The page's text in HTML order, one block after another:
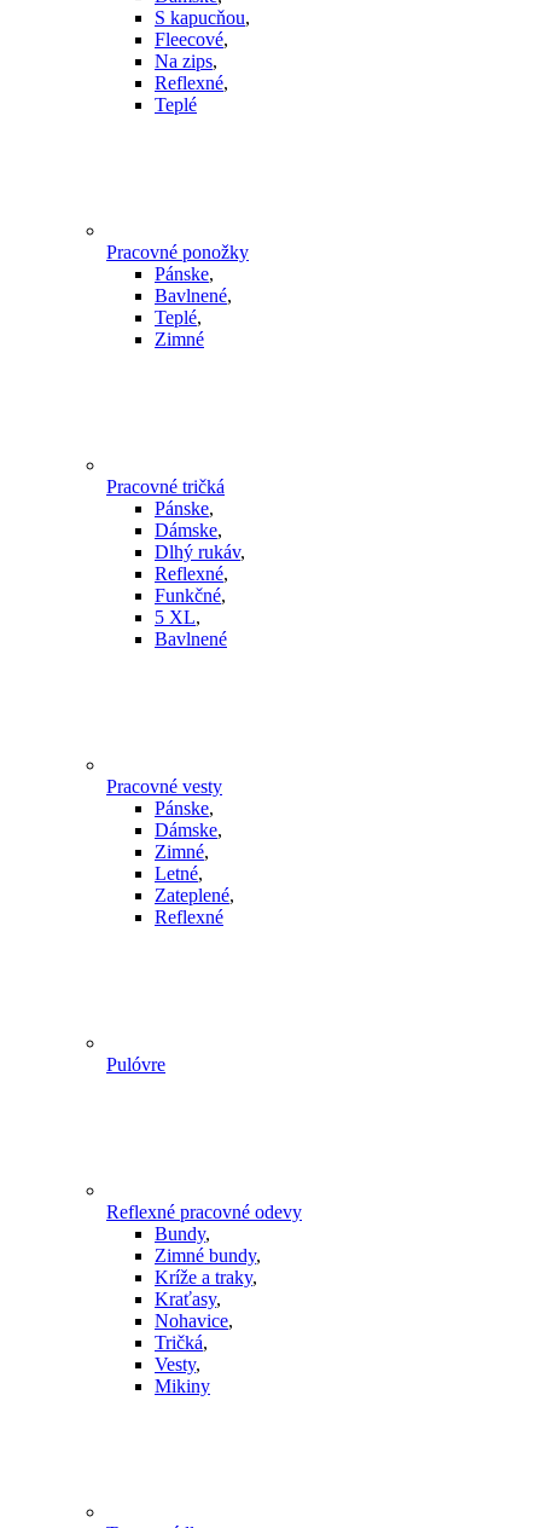
S kapucňou,
Fleecové,
Na zips,
Reflexné,
Teplé
Pracovné ponožky
Pánske,
Bavlnené,
Teplé,
Zimné
Pracovné tričká
Pánske,
Dámske,
Dlhý rukáv,
Reflexné,
Funkčné,
5 XL,
Bavlnené
Pracovné vesty
Pánske,
Dámske,
Zimné,
Letné,
Zateplené,
Reflexné
Pulóvre
Reflexné pracovné odevy
Bundy,
Zimné bundy,
Kríže a traky,
Kraťasy,
Nohavice,
Tričká,
Vesty,
Mikiny